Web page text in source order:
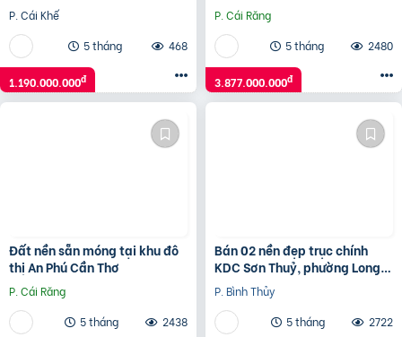
P. Cái Khế
5 tháng
468
1.190.000.000đ
P. Cái Răng
5 tháng
2480
3.877.000.000đ
Đất nền sẵn móng tại khu đô
thị An Phú Cần Thơ
P. Cái Răng
5 tháng
2438
Bán 02 nền đẹp trục chính
KDC Sơn Thuỷ, phường Long
Tuyền, Bình Thuỷ, TP Cần Thơ
P. Bình Thủy
5 tháng
2722